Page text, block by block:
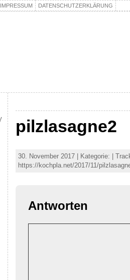
IMPRESSUM DATENSCHUTZERKLÄRUNG
pilzlasagne2
30. November 2017 | Kategorie: |
https://kochpla.net/2017/11/
Antworten